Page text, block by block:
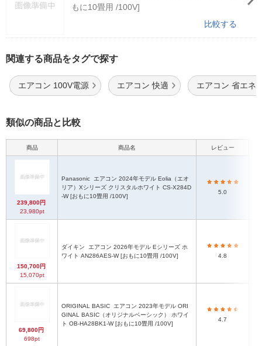
もに10畳用 /100V]
比較する
関連する商品をタグで探す
エアコン 100V電源 エアコン 快適 エアコン 省エネ
類似の商品と比較
商品 商品名 レビュー
239,800円
23,980pt
Panasonic
リア）Xシリーズ クリスタルホワイト CS-X284D
-W [おもに10畳用 /100V]
5.0
150,700円
15,070pt
ダイキン
ワイト AN286AES-W [おもに10畳用 /100V]
4.8
69,800円
698pt
ORIGINAL BASIC
GINAL BASIC（オリジナルベーシック） ホワイ
ト OB-HA28BK1-W [おもに10畳用 /100V]
4.7